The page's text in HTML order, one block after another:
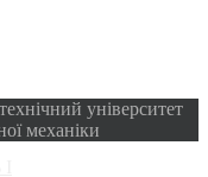
університет
механіки